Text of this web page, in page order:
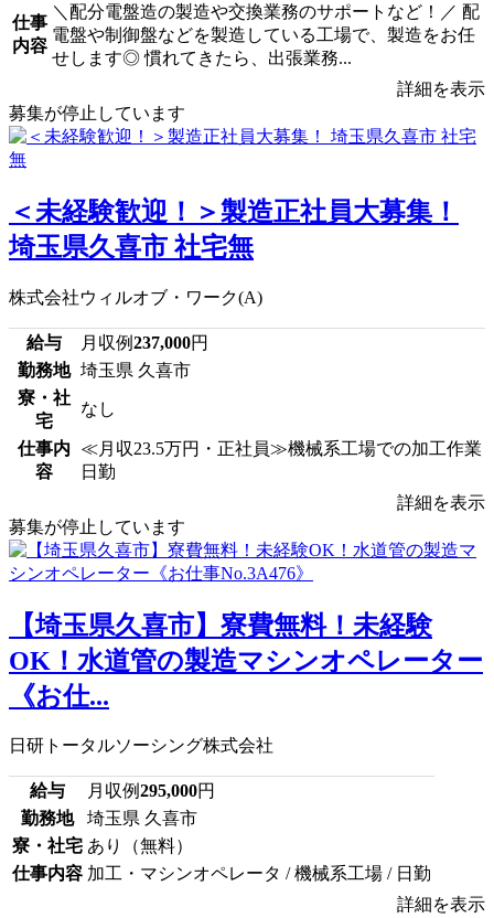
仕事
内容
＼配分電盤造の製造や交換業務のサポートなど！／ 配
電盤や制御盤などを製造している工場で、製造をお任
せします◎ 慣れてきたら、出張業務...
詳細を表示
募集が停止しています
＜未経験歓迎！＞製造正社員大募集！
埼玉県久喜市 社宅無
株式会社ウィルオブ・ワーク(A)
給与 月収例237,000円
勤務地 埼玉県 久喜市
寮・社
宅
なし
仕事内
容
≪月収23.5万円・正社員≫機械系工場での加工作業
日勤
詳細を表示
募集が停止しています
【埼玉県久喜市】寮費無料！未経験
OK！水道管の製造マシンオペレーター
《お仕...
日研トータルソーシング株式会社
給与 月収例295,000円
勤務地
埼玉県 久喜市
寮・社宅 あり（無料）
仕事内容 加工・マシンオペレータ / 機械系工場 / 日勤
詳細を表示